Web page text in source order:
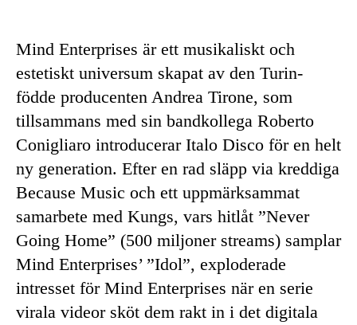
Mind Enterprises är ett musikaliskt och
estetiskt universum skapat av den Turin-
födde producenten Andrea Tirone, som
tillsammans med sin bandkollega Roberto
Conigliaro introducerar Italo Disco för en helt
ny generation. Efter en rad släpp via kreddiga
Because Music och ett uppmärksammat
samarbete med Kungs, vars hitlåt ”Never
Going Home” (500 miljoner streams) samplar
Mind Enterprises’ ”Idol”, exploderade
intresset för Mind Enterprises när en serie
virala videor sköt dem rakt in i det digitala